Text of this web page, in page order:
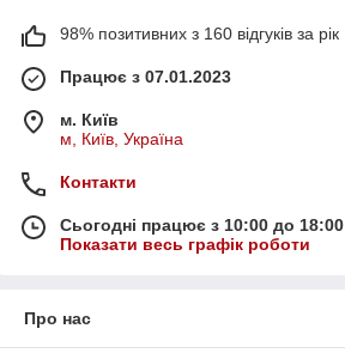
98% позитивних з 160 відгуків за рік
Працює з 07.01.2023
м. Київ
м, Київ, Україна
Контакти
Сьогодні працює з 10:00 до 18:00
Показати весь графік роботи
Про нас